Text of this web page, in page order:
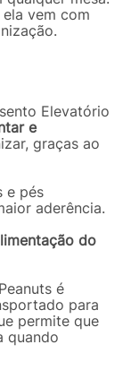
vem com
Elevatório
e
graças ao
e pés
aderência.
do
é
para
permite que
quando